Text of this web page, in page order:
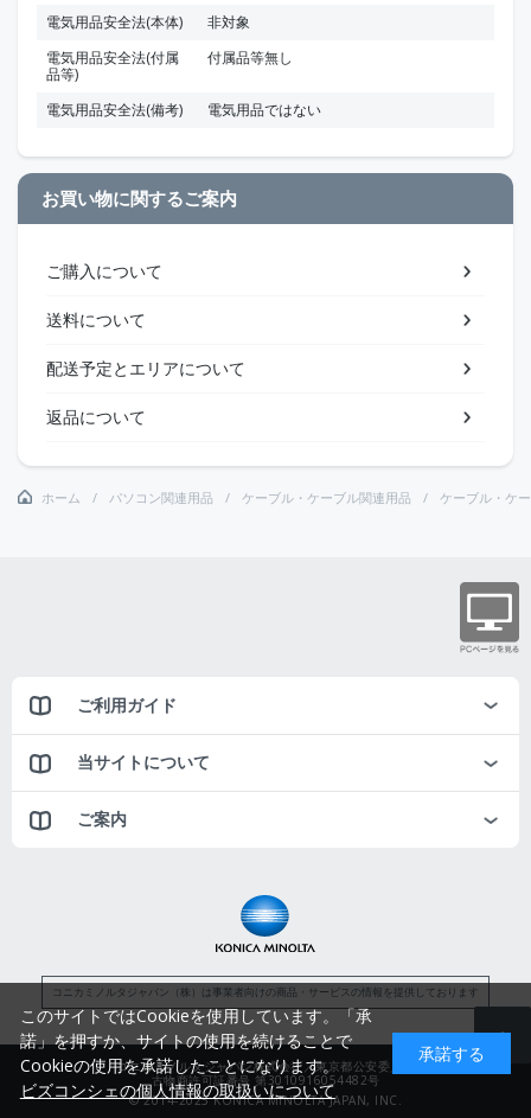
電気用品安全法(本体)
非対象
電気用品安全法(付属
品等)
付属品等無し
電気用品安全法(備考) 電気用品ではない
お買い物に関するご案内
ご購入について
送料について
配送予定とエリアについて
返品について
ホーム パソコン関連用品 ケーブル・ケーブル関連用品 ケーブル・ケ
ご利用ガイド
当サイトについて
ご案内
コニカミノルタジャパン（株）は事業者向けの商品・サービスの情報を提供しております
コニカミノルタジャパン株式会社／東京都公安委員会
古物商許可証番号 第3010916054482号
© 2014-2025 KONICA MINOLTA JAPAN, INC.
このサイトではCookieを使用しています。「承
諾」を押すか、サイトの使用を続けることで
Cookieの使用を承諾したことになります。
ビズコンシェの個人情報の取扱いについて
承諾する